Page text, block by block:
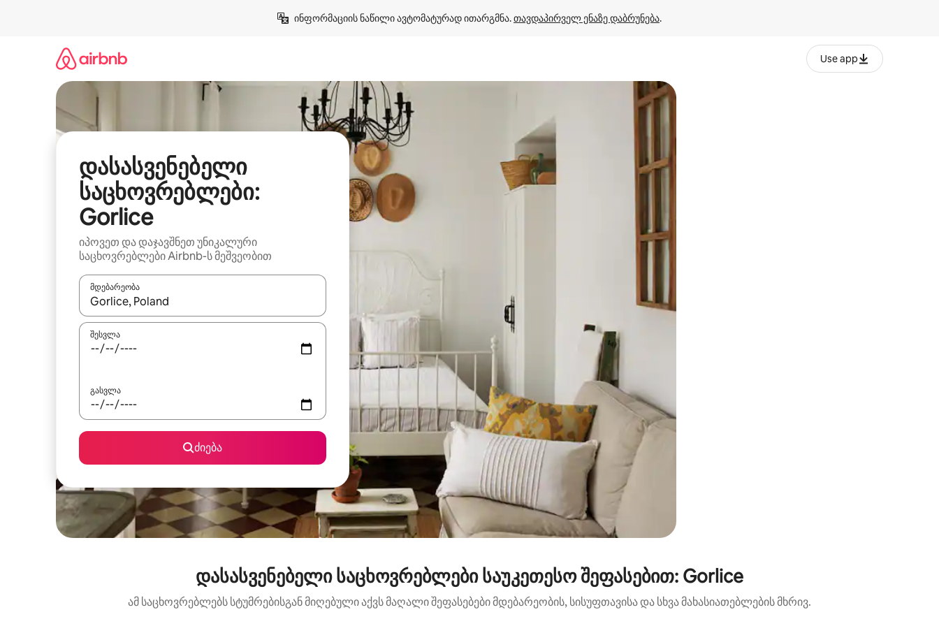
ინფორმაციის ნაწილი ავტომატურად ითარგმნა. თავდაპირველ ენაზე დაბრუნება.
Use app
დასასვენებელი
საცხოვრებლები:
Gorlice
იპოვეთ და დაჯავშნეთ უნიკალური
საცხოვრებლები Airbnb-ს მეშვეობით
მდებარეობა
როცა შედეგები ხელმისაწვდომი გახდება, ნავიგაციისთვის გამოიყენეთ კლავიშები ზემოთ/ქვემოთ მიმართული ისრებით ან შეხებისა თუ თითის გასმის ჟესტები.
შესვლა
გასვლა
ძიება
დასასვენებელი საცხოვრებლები საუკეთესო შეფასებით: Gorlice
ამ საცხოვრებლებს სტუმრებისგან მიღებული აქვს მაღალი შეფასებები მდებარეობის, სისუფთავისა და სხვა მახასიათებლების მხრივ.